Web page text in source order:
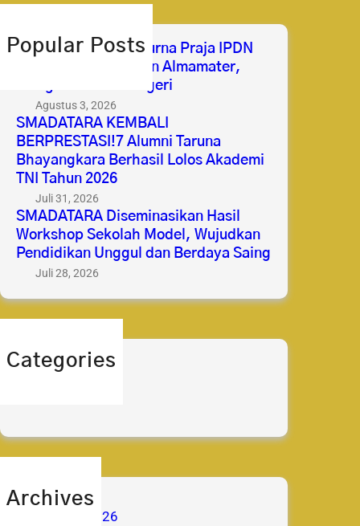
h
Popular Posts
Selamat & Sukses Purna Praja IPDN
2026 Membanggakan Almamater,
Mengabdi untuk Negeri
Agustus 3, 2026
SMADATARA KEMBALI
BERPRESTASI!7 Alumni Taruna
Bhayangkara Berhasil Lolos Akademi
TNI Tahun 2026
Juli 31, 2026
SMADATARA Diseminasikan Hasil
Workshop Sekolah Model, Wujudkan
Pendidikan Unggul dan Berdaya Saing
Juli 28, 2026
Categories
Archives
Agustus 2026